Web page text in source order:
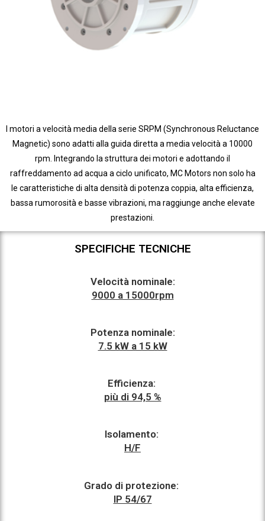
I motori a velocità media della serie SRPM (Synchronous Reluctance
Magnetic) sono adatti alla guida diretta a media velocità a 10000
rpm. Integrando la struttura dei motori e adottando il
raffreddamento ad acqua a ciclo unificato, MC Motors non solo ha
le caratteristiche di alta densità di potenza coppia, alta efficienza,
bassa rumorosità e basse vibrazioni, ma raggiunge anche elevate
prestazioni.
SPECIFICHE TECNICHE
Velocità nominale:
9000 a 15000rpm
Potenza nominale:
7.5 kW a 15 kW
Efficienza:
più di 94,5 %
Isolamento:
H/F
Grado di protezione:
IP 54/67